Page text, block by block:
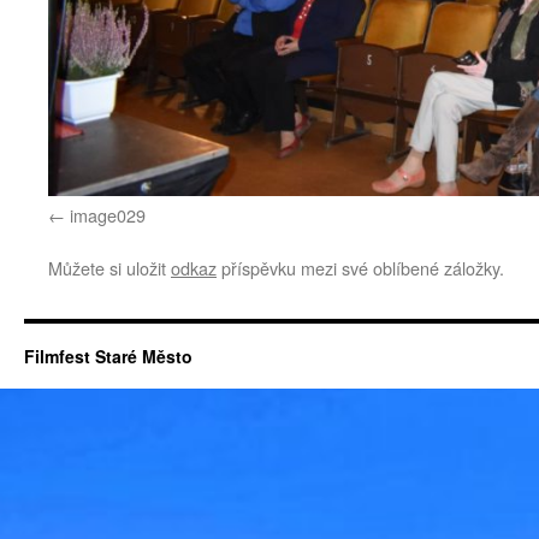
image029
Můžete si uložitodkazpříspěvku mezi své oblíbené záložky.
Filmfest Staré Město